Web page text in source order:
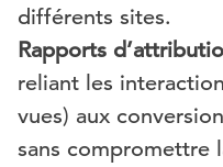
différents sites.
Rapports
reliant les
vues) aux
sans compromettre